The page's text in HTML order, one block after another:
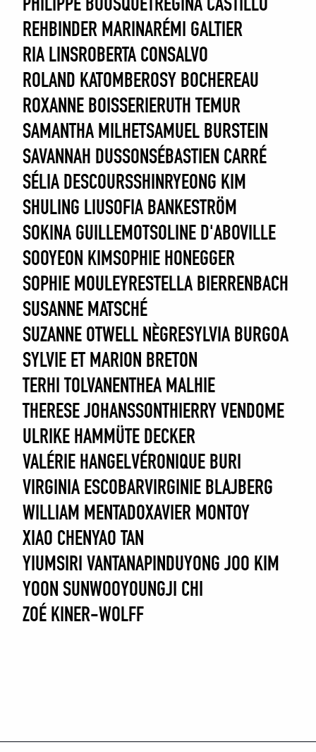
PHILIPPE BOUSQUETREGINA CASTILLO
REHBINDER MARINARÉMI GALTIER
RIA LINSROBERTA CONSALVO
ROLAND KATOMBEROSY BOCHEREAU
ROXANNE BOISSERIERUTH TEMUR
SAMANTHA MILHETSAMUEL BURSTEIN
SAVANNAH DUSSONSÉBASTIEN CARRÉ
SÉLIA DESCOURSSHINRYEONG KIM
SHULING LIUSOFIA BANKESTRÖM
SOKINA GUILLEMOTSOLINE D'ABOVILLE
SOOYEON KIMSOPHIE HONEGGER
SOPHIE MOULEYRESTELLA BIERRENBACH
SUSANNE MATSCHÉ
SUZANNE OTWELL NÈGRESYLVIA BURGOA
SYLVIE ET MARION BRETON
TERHI TOLVANENTHEA MALHIE
THERESE JOHANSSONTHIERRY VENDOME
ULRIKE HAMMÜTE DECKER
VALÉRIE HANGELVÉRONIQUE BURI
VIRGINIA ESCOBARVIRGINIE BLAJBERG
WILLIAM MENTADOXAVIER MONTOY
XIAO CHENYAO TAN
YIUMSIRI VANTANAPINDUYONG JOO KIM
YOON SUNWOOYOUNGJI CHI
ZOÉ KINER-WOLFF